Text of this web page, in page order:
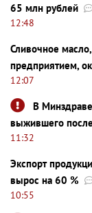
65 млн рублей
12:48
Сливочное
предприятием,
12:07
В
выжившего
11:32
Экспорт
вырос на 60 %
10:55